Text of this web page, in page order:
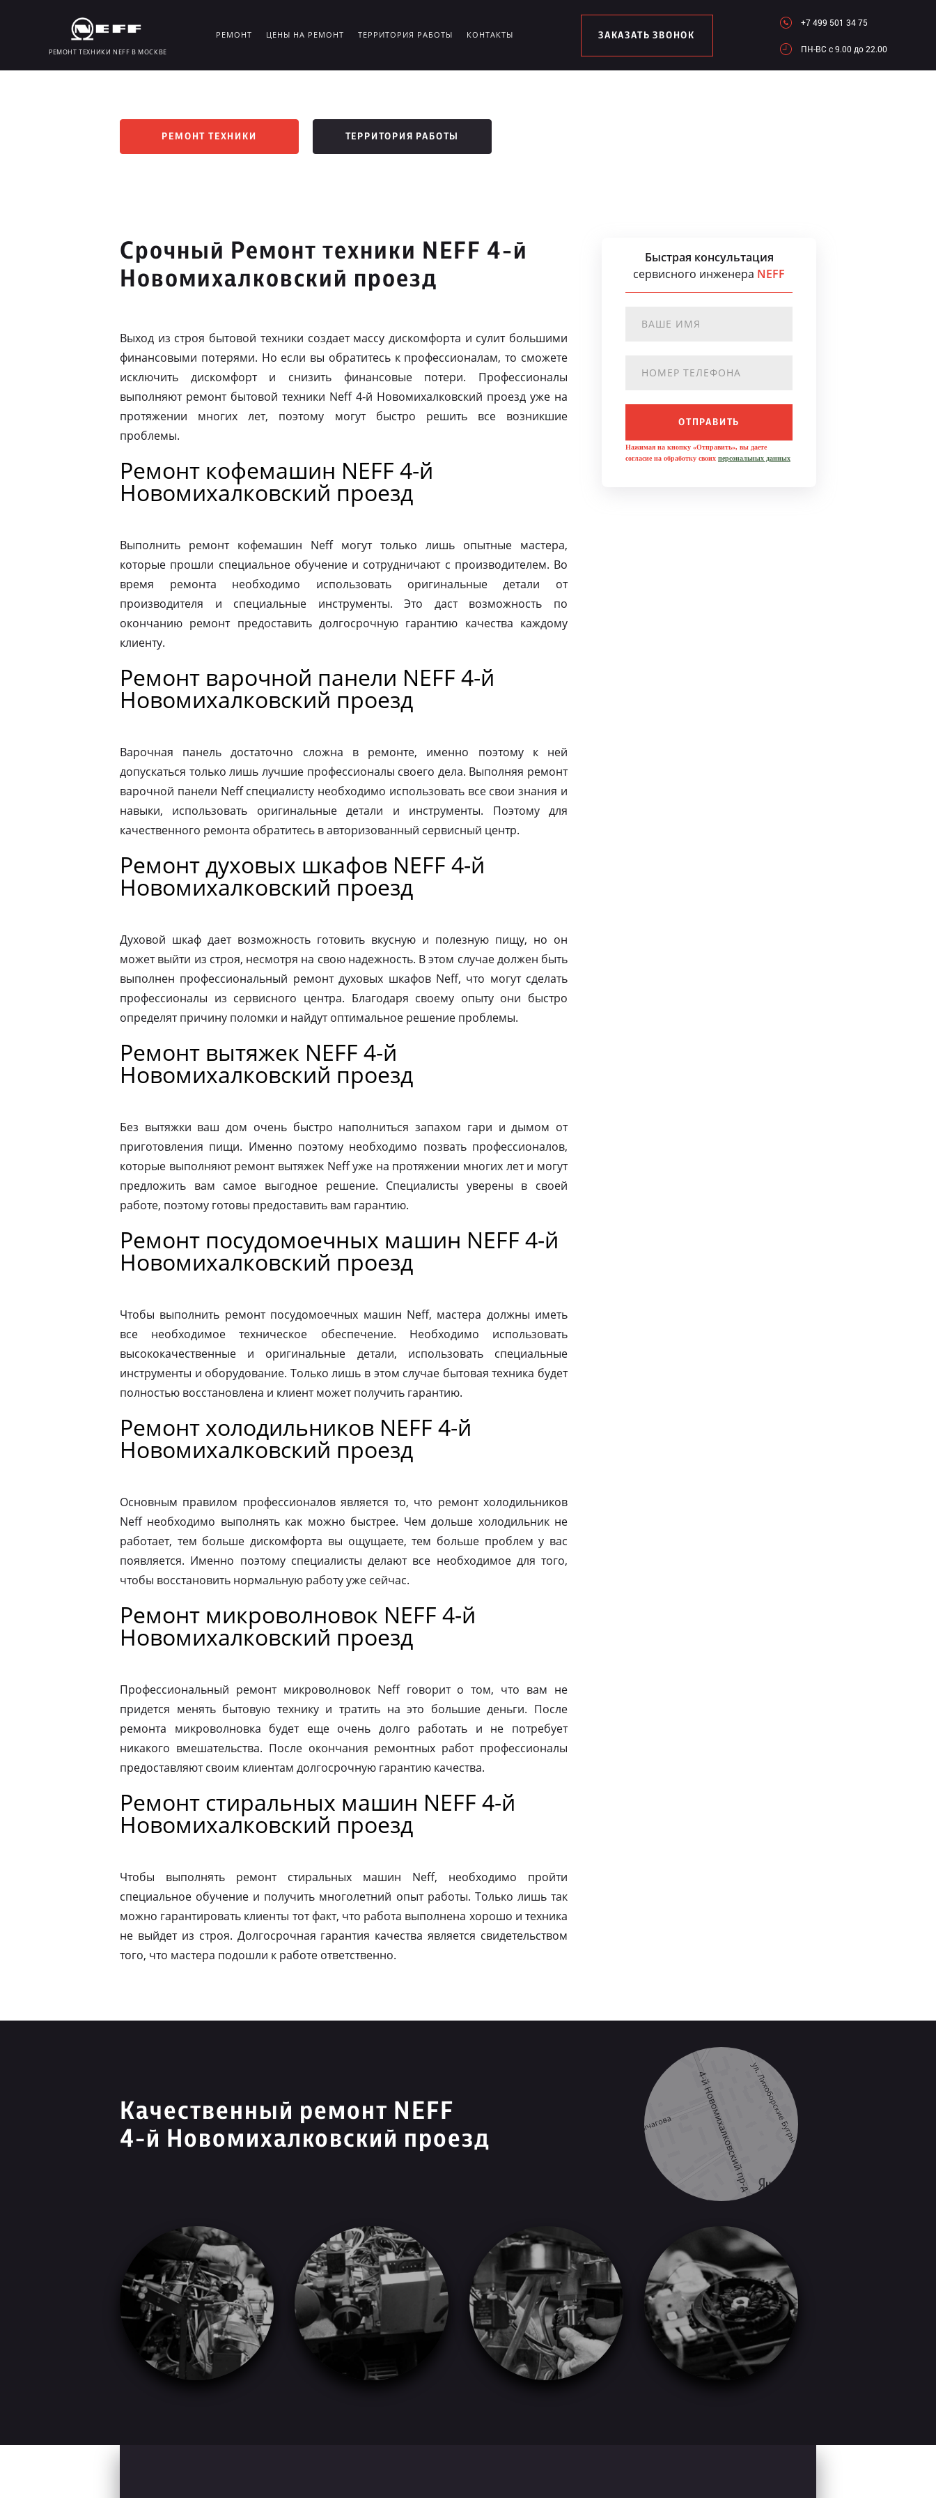
РЕМОНТ ТЕХНИКИ NEFF В МОСКВЕ
РЕМОНТ ЦЕНЫ НА РЕМОНТ ТЕРРИТОРИЯ РАБОТЫ КОНТАКТЫ ЗАКАЗАТЬ ЗВОНОК
+7 499 501 34 75
ПН-ВC c 9.00 до 22.00
РЕМОНТ ТЕХНИКИ ТЕРРИТОРИЯ РАБОТЫ
Срочный Ремонт техники NEFF 4-й
Новомихалковский проезд
Выход из строя бытовой техники создает массу дискомфорта и сулит большими
финансовыми потерями. Но если вы обратитесь к профессионалам, то сможете
исключить дискомфорт и снизить финансовые потери. Профессионалы
выполняют ремонт бытовой техники Neff 4-й Новомихалковский проезд уже на
протяжении многих лет, поэтому могут быстро решить все возникшие
проблемы.
Ремонт кофемашин NEFF 4-й
Новомихалковский проезд
Выполнить ремонт кофемашин Neff могут только лишь опытные мастера,
которые прошли специальное обучение и сотрудничают с производителем. Во
время ремонта необходимо использовать оригинальные детали от
производителя и специальные инструменты. Это даст возможность по
окончанию ремонт предоставить долгосрочную гарантию качества каждому
клиенту.
Ремонт варочной панели NEFF 4-й
Новомихалковский проезд
Варочная панель достаточно сложна в ремонте, именно поэтому к ней
допускаться только лишь лучшие профессионалы своего дела. Выполняя ремонт
варочной панели Neff специалисту необходимо использовать все свои знания и
навыки, использовать оригинальные детали и инструменты. Поэтому для
качественного ремонта обратитесь в авторизованный сервисный центр.
Ремонт духовых шкафов NEFF 4-й
Новомихалковский проезд
Духовой шкаф дает возможность готовить вкусную и полезную пищу, но он
может выйти из строя, несмотря на свою надежность. В этом случае должен быть
выполнен профессиональный ремонт духовых шкафов Neff, что могут сделать
профессионалы из сервисного центра. Благодаря своему опыту они быстро
определят причину поломки и найдут оптимальное решение проблемы.
Ремонт вытяжек NEFF 4-й
Новомихалковский проезд
Без вытяжки ваш дом очень быстро наполниться запахом гари и дымом от
приготовления пищи. Именно поэтому необходимо позвать профессионалов,
которые выполняют ремонт вытяжек Neff уже на протяжении многих лет и могут
предложить вам самое выгодное решение. Специалисты уверены в своей
работе, поэтому готовы предоставить вам гарантию.
Ремонт посудомоечных машин NEFF 4-й
Новомихалковский проезд
Чтобы выполнить ремонт посудомоечных машин Neff, мастера должны иметь
все необходимое техническое обеспечение. Необходимо использовать
высококачественные и оригинальные детали, использовать специальные
инструменты и оборудование. Только лишь в этом случае бытовая техника будет
полностью восстановлена и клиент может получить гарантию.
Ремонт холодильников NEFF 4-й
Новомихалковский проезд
Основным правилом профессионалов является то, что ремонт холодильников
Neff необходимо выполнять как можно быстрее. Чем дольше холодильник не
работает, тем больше дискомфорта вы ощущаете, тем больше проблем у вас
появляется. Именно поэтому специалисты делают все необходимое для того,
чтобы восстановить нормальную работу уже сейчас.
Ремонт микроволновок NEFF 4-й
Новомихалковский проезд
Профессиональный ремонт микроволновок Neff говорит о том, что вам не
придется менять бытовую технику и тратить на это большие деньги. После
ремонта микроволновка будет еще очень долго работать и не потребует
никакого вмешательства. После окончания ремонтных работ профессионалы
предоставляют своим клиентам долгосрочную гарантию качества.
Ремонт стиральных машин NEFF 4-й
Новомихалковский проезд
Чтобы выполнять ремонт стиральных машин Neff, необходимо пройти
специальное обучение и получить многолетний опыт работы. Только лишь так
можно гарантировать клиенты тот факт, что работа выполнена хорошо и техника
не выйдет из строя. Долгосрочная гарантия качества является свидетельством
того, что мастера подошли к работе ответственно.
Быстрая консультация
сервисного инженера NEFF
ОТПРАВИТЬ
Нажимая на кнопку «Отправить», вы даете
согласие на обработку своих персональных данных
Качественный ремонт NEFF
4-й Новомихалковский проезд